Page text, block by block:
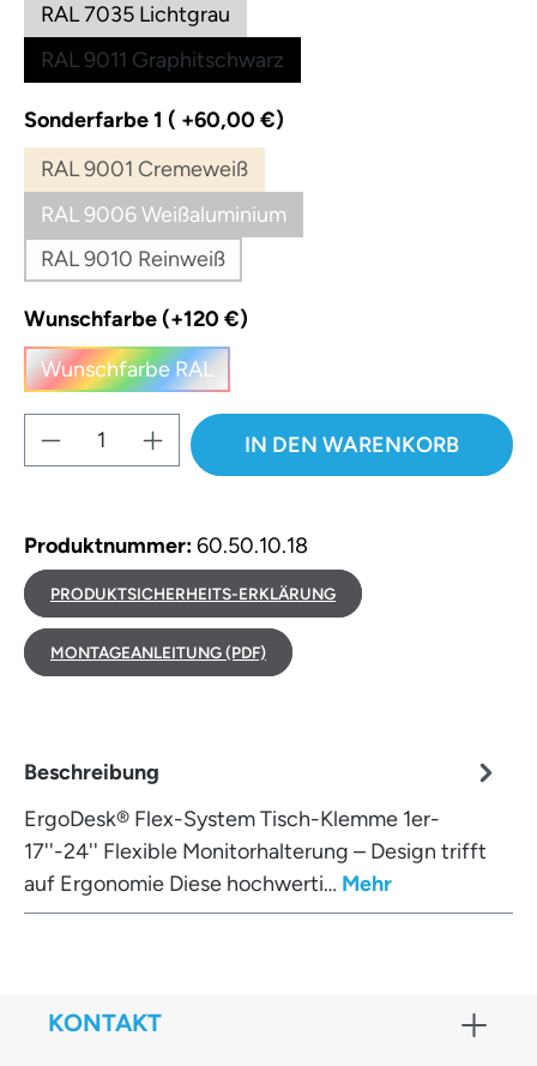
RAL 7035 Lichtgrau
RAL 9011 Graphitschwarz
Sonderfarbe 1 ( +60,00 €)
RAL 9001 Cremeweiß
(Diese Option ist zurzeit nicht verfügbar.)
RAL 9006 Weißaluminium
RAL 9010 Reinweiß
(Diese Option ist zurzeit nicht verfügbar.)
Wunschfarbe (+120 €)
Wunschfarbe RAL
(Diese Option ist zurzeit nicht verfügbar.)
Produkt Anzahl: Gib denIN DEN WARENKORB
Produktnummer:60.50.10.18
PRODUKTSICHERHEITS-ERKLÄRUNG
MONTAGEANLEITUNG (PDF)
Beschreibung
ErgoDesk® Flex-System Tisch-Klemme 1er-
17''-24'' Flexible Monitorhalterung – Design trifft
auf Ergonomie Diese hochwerti… Mehr
KONTAKT